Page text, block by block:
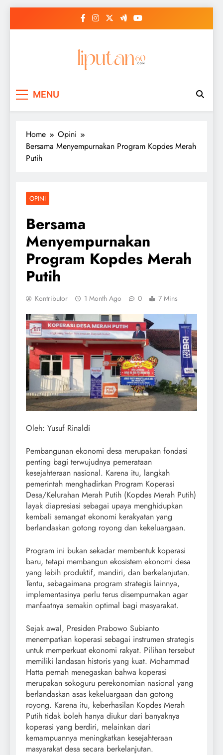
MENU
Home
Opini
Bersama Menyempurnakan Program Kopdes Merah
Putih
OPINI
Bersama
Menyempurnakan
Program Kopdes Merah
Putih
Kontributor 1 Month Ago 0 7 Mins
Oleh: Yusuf Rinaldi
Pembangunan ekonomi desa merupakan fondasi
penting bagi terwujudnya pemerataan
kesejahteraan nasional. Karena itu, langkah
pemerintah menghadirkan Program Koperasi
Desa/Kelurahan Merah Putih (Kopdes Merah Putih)
layak diapresiasi sebagai upaya menghidupkan
kembali semangat ekonomi kerakyatan yang
berlandaskan gotong royong dan kekeluargaan.
Program ini bukan sekadar membentuk koperasi
baru, tetapi membangun ekosistem ekonomi desa
yang lebih produktif, mandiri, dan berkelanjutan.
Tentu, sebagaimana program strategis lainnya,
implementasinya perlu terus disempurnakan agar
manfaatnya semakin optimal bagi masyarakat.
Sejak awal, Presiden Prabowo Subianto
menempatkan koperasi sebagai instrumen strategis
untuk memperkuat ekonomi rakyat. Pilihan tersebut
memiliki landasan historis yang kuat. Mohammad
Hatta pernah menegaskan bahwa koperasi
merupakan sokoguru perekonomian nasional yang
berlandaskan asas kekeluargaan dan gotong
royong. Karena itu, keberhasilan Kopdes Merah
Putih tidak boleh hanya diukur dari banyaknya
koperasi yang berdiri, melainkan dari
kemampuannya meningkatkan kesejahteraan
masyarakat desa secara berkelanjutan.